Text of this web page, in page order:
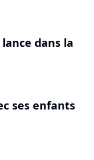
dans la
ses enfants